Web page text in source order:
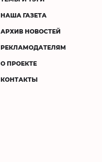
НАША ГАЗЕТА
АРХИВ НОВОСТЕЙ
РЕКЛАМОДАТЕЛЯМ
О ПРОЕКТЕ
КОНТАКТЫ